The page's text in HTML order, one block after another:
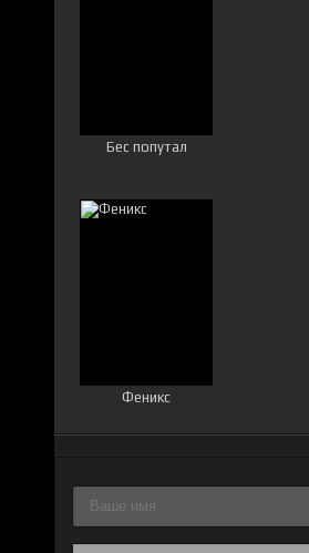
Бес попутал
Феникс